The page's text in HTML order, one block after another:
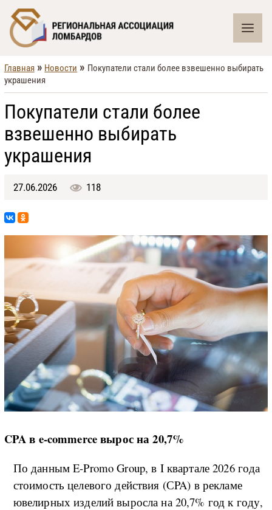
Главная » Новости » Покупатели стали более взвешенно выбирать
украшения
Покупатели стали более
взвешенно выбирать
украшения
27.06.2026 118
CPA в e-commerce вырос на 20,7%
По дан­ным E-Promo Group, в I квар­та­ле 2026 го­да
сто­и­мость це­ле­во­го дей­ствия (СPA) в ре­кла­ме
юве­ли­р­ных из­де­лий вы­рос­ла на 20,7% год к го­ду,